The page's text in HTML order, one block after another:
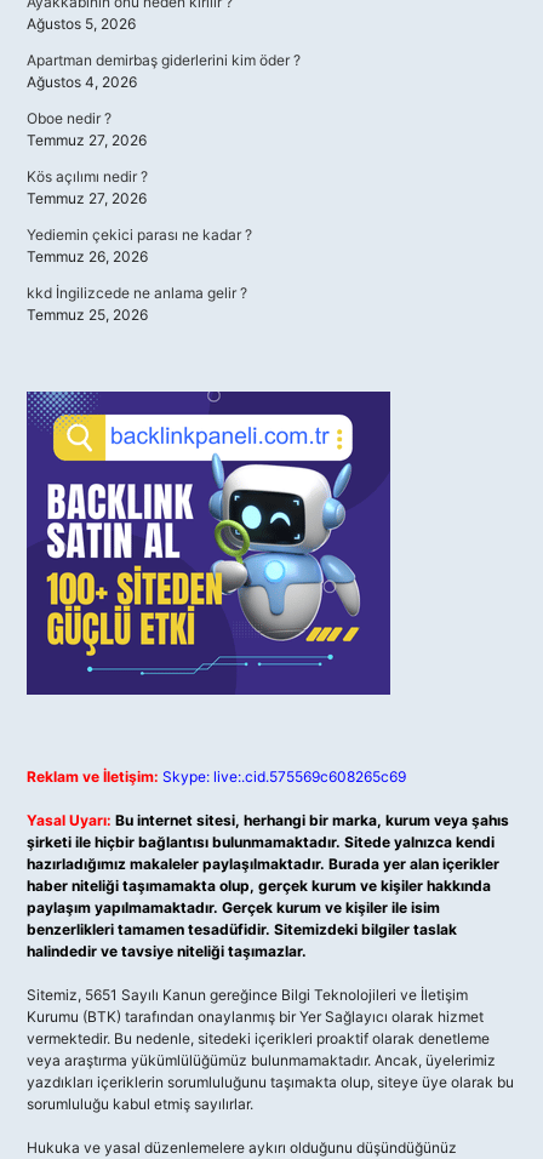
Ağustos 5, 2026
Apartman demirbaş giderlerini kim öder ?
Ağustos 4, 2026
Oboe nedir ?
Temmuz 27, 2026
Kös açılımı nedir ?
Temmuz 27, 2026
Yediemin çekici parası ne kadar ?
Temmuz 26, 2026
kkd İngilizcede ne anlama gelir ?
Temmuz 25, 2026
Reklam ve İletişim: Skype: live:.cid.575569c608265c69
Yasal Uyarı: Bu internet sitesi, herhangi bir marka, kurum veya şahıs
şirketi ile hiçbir bağlantısı bulunmamaktadır. Sitede yalnızca kendi
hazırladığımız makaleler paylaşılmaktadır. Burada yer alan içerikler
haber niteliği taşımamakta olup, gerçek kurum ve kişiler hakkında
paylaşım yapılmamaktadır. Gerçek kurum ve kişiler ile isim
benzerlikleri tamamen tesadüfidir. Sitemizdeki bilgiler taslak
halindedir ve tavsiye niteliği taşımazlar.
Sitemiz, 5651 Sayılı Kanun gereğince Bilgi Teknolojileri ve İletişim
Kurumu (BTK) tarafından onaylanmış bir Yer Sağlayıcı olarak hizmet
vermektedir. Bu nedenle, sitedeki içerikleri proaktif olarak denetleme
veya araştırma yükümlülüğümüz bulunmamaktadır. Ancak, üyelerimiz
yazdıkları içeriklerin sorumluluğunu taşımakta olup, siteye üye olarak bu
sorumluluğu kabul etmiş sayılırlar.
Hukuka ve yasal düzenlemelere aykırı olduğunu düşündüğünüz